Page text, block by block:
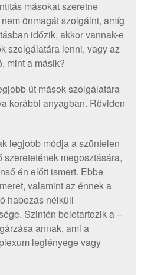
másokat szeretne
önmagát szolgálni, amíg
időzik, akkor vannak-e
szolgálatára lenni, vagy az
mint a másik?
út mások szolgálatára
korábbi anyagban. Röviden
legjobb módja a szüntelen
szeretetének megosztására,
én előtt ismert. Ebbe
valamint az énnek a
habozás nélküli
Szintén beletartozik a –
annak, ami a
leglényege vagy